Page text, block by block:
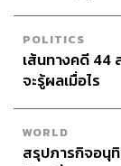
POLITICS
เส้นทางคดี 44
จะรู้ผลเมื่อไร
WORLD
สรุปภารกิจอนุ